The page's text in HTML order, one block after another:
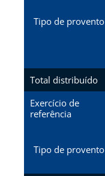
Tipo de provento
Total distribuído
Exercício de
referência
Tipo de provento